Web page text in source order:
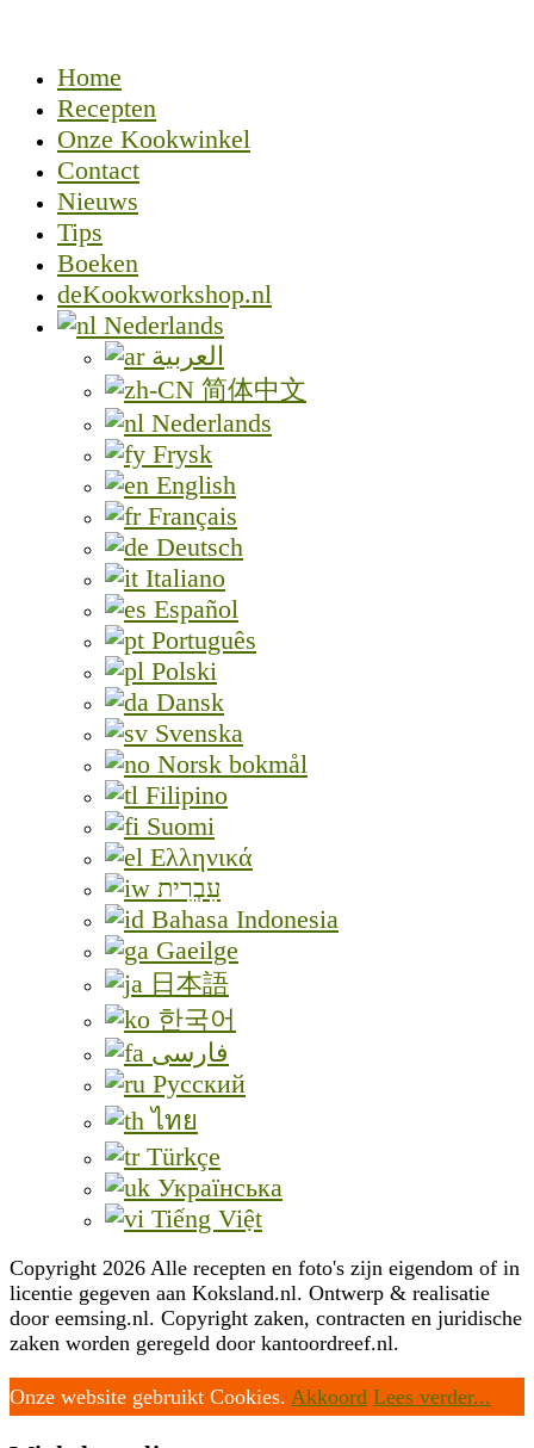
Home
Recepten
Onze Kookwinkel
Contact
Nieuws
Tips
Boeken
deKookworkshop.nl
Nederlands
العربية
简体中文
Nederlands
Frysk
English
Français
Deutsch
Italiano
Español
Português
Polski
Dansk
Svenska
Norsk bokmål
Filipino
Suomi
Ελληνικά
עִבְרִית
Bahasa Indonesia
Gaeilge
日本語
한국어
فارسی
Русский
ไทย
Türkçe
Українська
Tiếng Việt
Copyright 2026 Alle recepten en foto's zijn eigendom of in
licentie gegeven aan Koksland.nl. Ontwerp & realisatie
door eemsing.nl. Copyright zaken, contracten en juridische
zaken worden geregeld door kantoordreef.nl.
Onze website gebruikt Cookies. Akkoord Lees verder...